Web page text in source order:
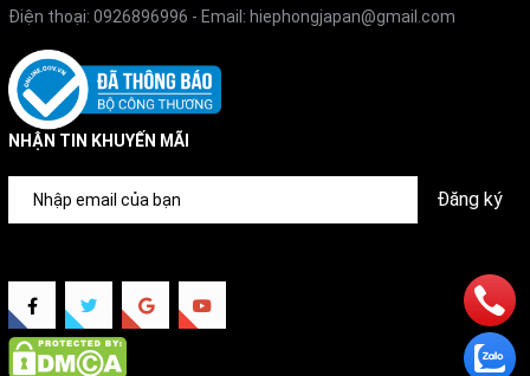
Điện thoại: 0926896996 - Email: hiephongjapan@gmail.com
NHẬN TIN KHUYẾN MÃI
Đăng ký